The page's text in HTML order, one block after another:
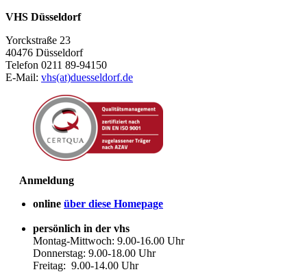
VHS Düsseldorf
Yorckstraße 23
40476 Düsseldorf
Telefon 0211 89-94150
E-Mail: vhs(at)duesseldorf.de
Anmeldung
online über diese Homepage
persönlich in der vhs
Montag-Mittwoch: 9.00-16.00 Uhr
Donnerstag: 9.00-18.00 Uhr
Freitag: 9.00-14.00 Uhr